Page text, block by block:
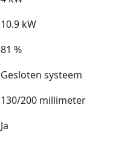
10.9 kW
81 %
Gesloten systeem
130/200 millimeter
Ja